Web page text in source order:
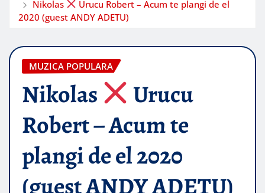
Nikolas
Urucu Robert – Acum te plangi de el
2020 (guest ANDY ADETU)
MUZICA POPULARA
Nikolas
Urucu
Robert – Acum te
plangi de el 2020
(guest ANDY ADETU)